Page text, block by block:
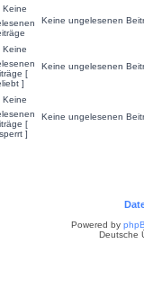
Keine ungelesenen
Keine ungelesenen
Keine ungelesenen
Powered by
Deutsche